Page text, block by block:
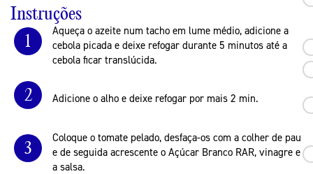
Instruções
1
Aqueça o azeite num tacho em lume médio, adicione a
cebola picada e deixe refogar durante 5 minutos até a
cebola ficar translúcida.
2 Adicione o alho e deixe refogar por mais 2 min.
3
Coloque o tomate pelado, desfaça-os com a colher de pau
e de seguida acrescente o Açúcar Branco RAR, vinagre e
a salsa.